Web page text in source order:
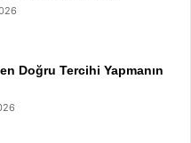
Doğru Tercihi Yapmanın